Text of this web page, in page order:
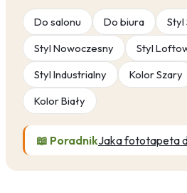
Do salonu Do biura
Styl
Styl Nowoczesny
Styl
Styl Industrialny
Kolor Szary
Kolor Biały
📖 PoradnikJaka fototapeta